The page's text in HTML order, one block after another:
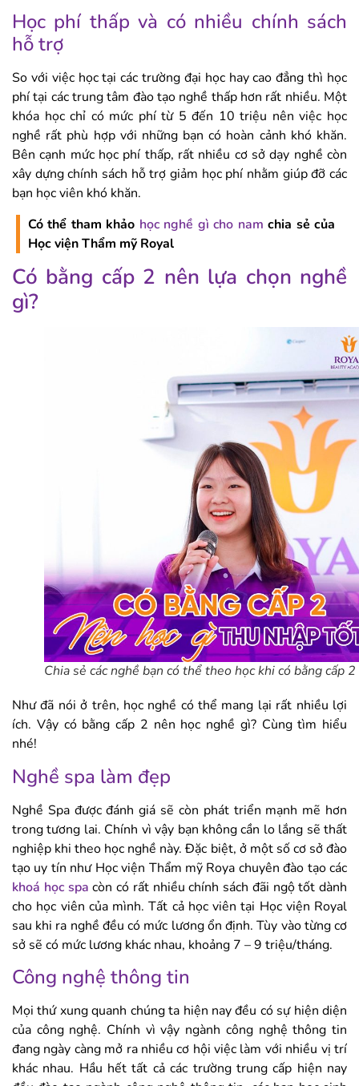
Học phí thấp và có nhiều chính sách
hỗ trợ
So với việc học tại các trường đại học hay cao đẳng thì học
phí tại các trung tâm đào tạo nghề thấp hơn rất nhiều. Một
khóa học chỉ có mức phí từ 5 đến 10 triệu nên việc học
nghề rất phù hợp với những bạn có hoàn cảnh khó khăn.
Bên cạnh mức học phí thấp, rất nhiều cơ sở dạy nghề còn
xây dựng chính sách hỗ trợ giảm học phí nhằm giúp đỡ các
bạn học viên khó khăn.
Có thể tham khảo học nghề gì cho nam chia sẻ của
Học viện Thẩm mỹ Royal
Có bằng cấp 2 nên lựa chọn nghề
gì?
Chia sẻ các nghề bạn có thể theo học khi có bằng cấp 2
Như đã nói ở trên, học nghề có thể mang lại rất nhiều lợi
ích. Vậy có bằng cấp 2 nên học nghề gì? Cùng tìm hiểu
nhé!
Nghề spa làm đẹp
Nghề Spa được đánh giá sẽ còn phát triển mạnh mẽ hơn
trong tương lai. Chính vì vậy bạn không cần lo lắng sẽ thất
nghiệp khi theo học nghề này. Đặc biệt, ở một số cơ sở đào
tạo uy tín như Học viện Thẩm mỹ Roya chuyên đào tạo các
khoá học spa còn có rất nhiều chính sách đãi ngộ tốt dành
cho học viên của mình. Tất cả học viên tại Học viện Royal
sau khi ra nghề đều có mức lương ổn định. Tùy vào từng cơ
sở sẽ có mức lương khác nhau, khoảng 7 – 9 triệu/tháng.
Công nghệ thông tin
Mọi thứ xung quanh chúng ta hiện nay đều có sự hiện diện
của công nghệ. Chính vì vậy ngành công nghệ thông tin
đang ngày càng mở ra nhiều cơ hội việc làm với nhiều vị trí
khác nhau. Hầu hết tất cả các trường trung cấp hiện nay